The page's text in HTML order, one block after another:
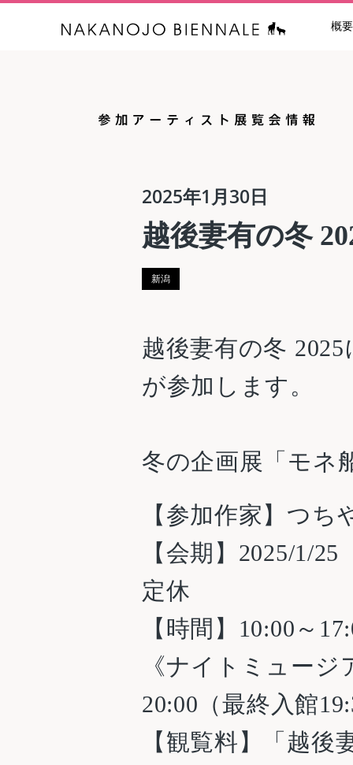
中之条ビエ
概要
2025年1月30日
越後妻有の冬
新潟
越後妻有の冬 2025
が参加します。
冬の企画展「モネ
【参加作家】つち
【会期】2025/1/
定休
【時間】10:00～
《ナイトミュージ
20:00（最終入館
【観覧料】「越